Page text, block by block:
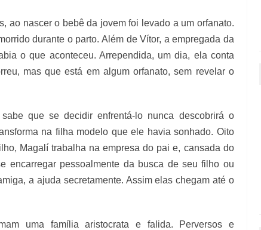
ao nascer o bebê da jovem foi levado a um orfanato.
durante o parto. Além de Vítor, a empregada da
o que aconteceu. Arrependida, um dia, ela conta
mas que está em algum orfanato, sem revelar o
que se decidir enfrentá-lo nunca descobrirá o
na filha modelo que ele havia sonhado. Oito
Magalí trabalha na empresa do pai e, cansada do
encarregar pessoalmente da busca de seu filho ou
a ajuda secretamente. Assim elas chegam até o
uma família aristocrata e falida. Perversos e